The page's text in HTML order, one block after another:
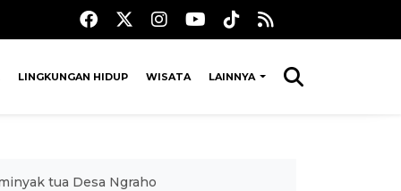
LINGKUNGAN HIDUP WISATA LAINNYA
tua Desa Ngraho